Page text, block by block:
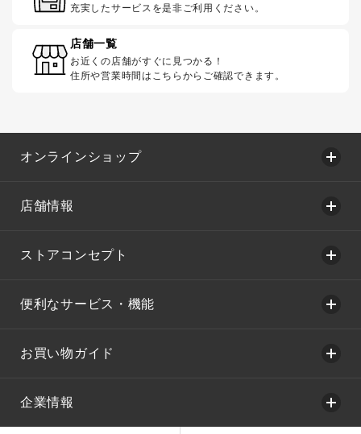
充実したサービスを是非ご利用ください。
店舗一覧
お近くの店舗がすぐに見つかる！
住所や営業時間はこちらからご確認できます。
オンラインショップ
店舗情報
ストアコンセプト
便利なサービス・機能
お買い物ガイド
企業情報